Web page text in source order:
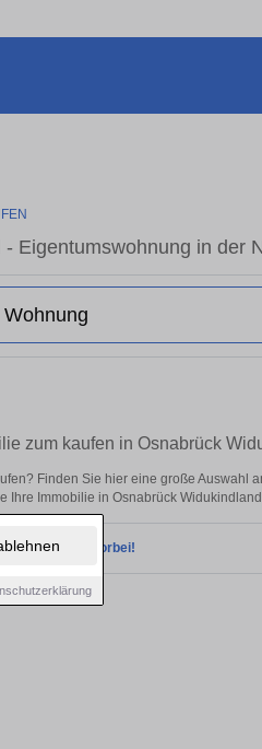
Eigentumswohnung in der
zum kaufen in Osnabrück
Finden Sie hier eine große Auswahl
Ihre Immobilie in Osnabrück
bald wieder vorbei!